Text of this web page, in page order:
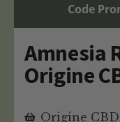
Code
Amnesia
Origine
Origine CBD